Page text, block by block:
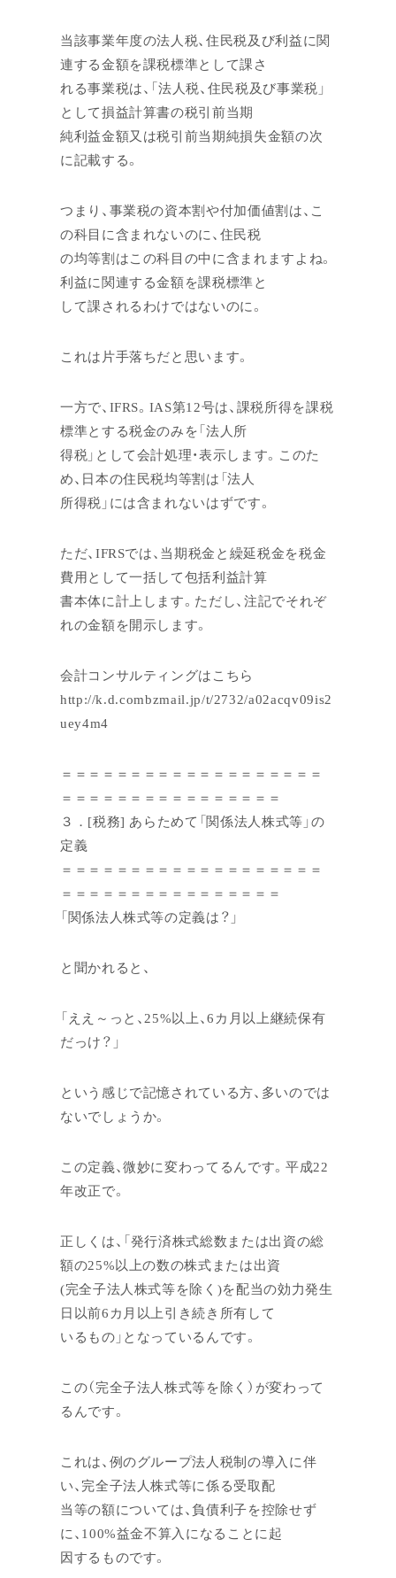
当該事業年度の法人税、住民税及び利益に関
連する金額を課税標準として課さ
れる事業税は、「法人税、住民税及び事業税」
として損益計算書の税引前当期
純利益金額又は税引前当期純損失金額の次
に記載する。
つまり、事業税の資本割や付加価値割は、こ
の科目に含まれないのに、住民税
の均等割はこの科目の中に含まれますよね。
利益に関連する金額を課税標準と
して課されるわけではないのに。
これは片手落ちだと思います。
一方で、IFRS。IAS第12号は、課税所得を課税
標準とする税金のみを「法人所
得税」として会計処理・表示します。このた
め、日本の住民税均等割は「法人
所得税」には含まれないはずです。
ただ、IFRSでは、当期税金と繰延税金を税金
費用として一括して包括利益計算
書本体に計上します。ただし、注記でそれぞ
れの金額を開示します。
会計コンサルティングはこちら
http://k.d.combzmail.jp/t/2732/a02acqv09is2
uey4m4
＝＝＝＝＝＝＝＝＝＝＝＝＝＝＝＝＝＝＝
＝＝＝＝＝＝＝＝＝＝＝＝＝＝＝＝
３．[税務] あらためて「関係法人株式等」の
定義
＝＝＝＝＝＝＝＝＝＝＝＝＝＝＝＝＝＝＝
＝＝＝＝＝＝＝＝＝＝＝＝＝＝＝＝
「関係法人株式等の定義は？」
と聞かれると、
「ええ～っと、25%以上、6カ月以上継続保有
だっけ？」
という感じで記憶されている方、多いのでは
ないでしょうか。
この定義、微妙に変わってるんです。平成22
年改正で。
正しくは、「発行済株式総数または出資の総
額の25%以上の数の株式または出資
(完全子法人株式等を除く)を配当の効力発生
日以前6カ月以上引き続き所有して
いるもの」となっているんです。
この（完全子法人株式等を除く）が変わって
るんです。
これは、例のグループ法人税制の導入に伴
い、完全子法人株式等に係る受取配
当等の額については、負債利子を控除せず
に、100%益金不算入になることに起
因するものです。